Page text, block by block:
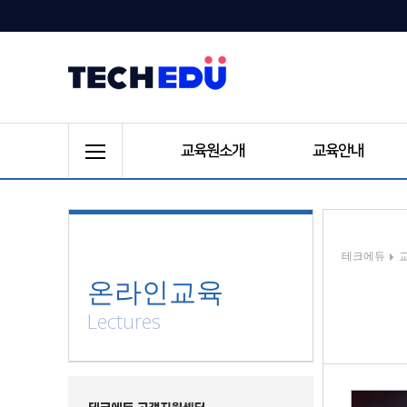
교육원소개 교육안내
온라인교육
Lectures
테크에듀